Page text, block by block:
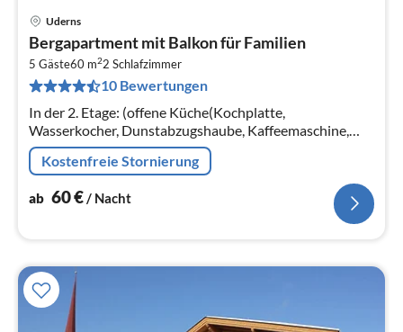
Uderns
Bergapartment mit Balkon für Familien
5 Gäste60 m22 Schlafzimmer
10 Bewertungen
In der 2. Etage: (offene Küche(Kochplatte,
Wasserkocher, Dunstabzugshaube, Kaffeemaschine,
Backofen, Kühlschrank), Wohn/Esszimmer(TV, Esstisch,
Sitzecke)
Kostenfreie Stornierung
ab 60€/ Nacht